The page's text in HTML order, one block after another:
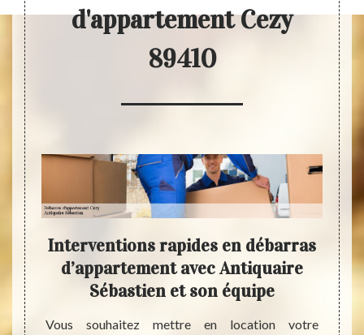
d'appartement Cezy
89410
Interventions rapides en débarras
d’appartement avec Antiquaire
Sébastien et son équipe
Vous souhaitez mettre en location votre